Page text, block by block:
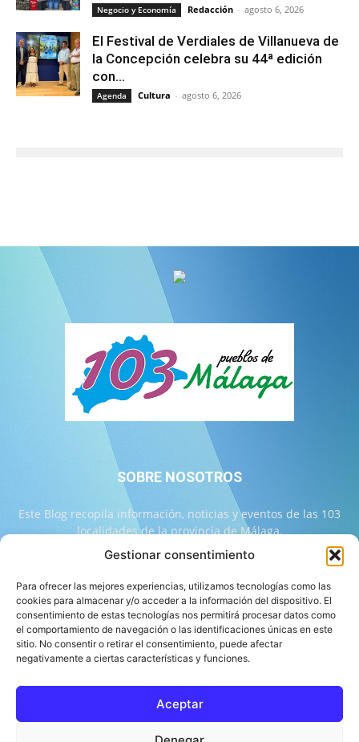
Gestionar consentimiento
Para ofrecer las mejores experiencias, utilizamos tecnologías como las
cookies para almacenar y/o acceder a la información del dispositivo. El
consentimiento de estas tecnologías nos permitirá procesar datos como
el comportamiento de navegación o las identificaciones únicas en este
sitio. No consentir o retirar el consentimiento, puede afectar
negativamente a ciertas características y funciones.
Aceptar
Negocio y Economía Redacción - agosto 6, 2026
El Festival de Verdiales de Villanueva de
la Concepción celebra su 44ª edición
con...
Agenda Cultura - agosto 6, 2026
SOBRE NOSOTROS
Este Blog recopila información, noticias y eventos de las 103
localidades de la provincia de Málaga.
Contáctanos: info@103malaga.com
SÍGUENOS
Equipo de 103 Málaga